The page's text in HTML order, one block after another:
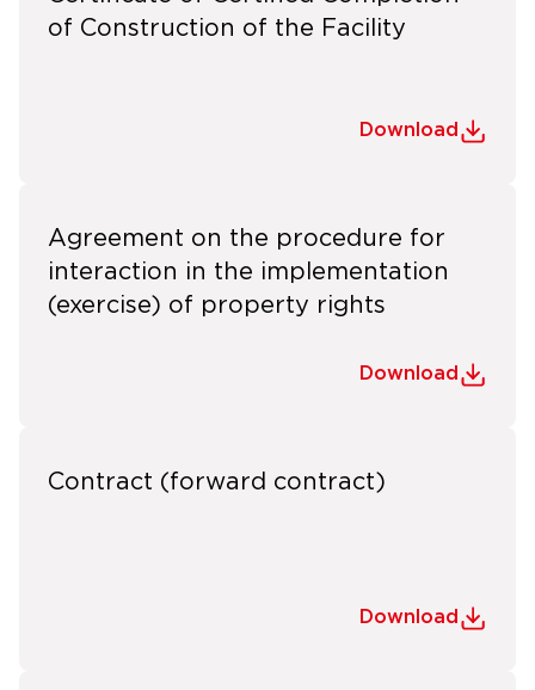
of Construction of the Facility
Download
Agreement on the procedure for
interaction in the implementation
(exercise) of property rights
Download
Contract (forward contract)
Download